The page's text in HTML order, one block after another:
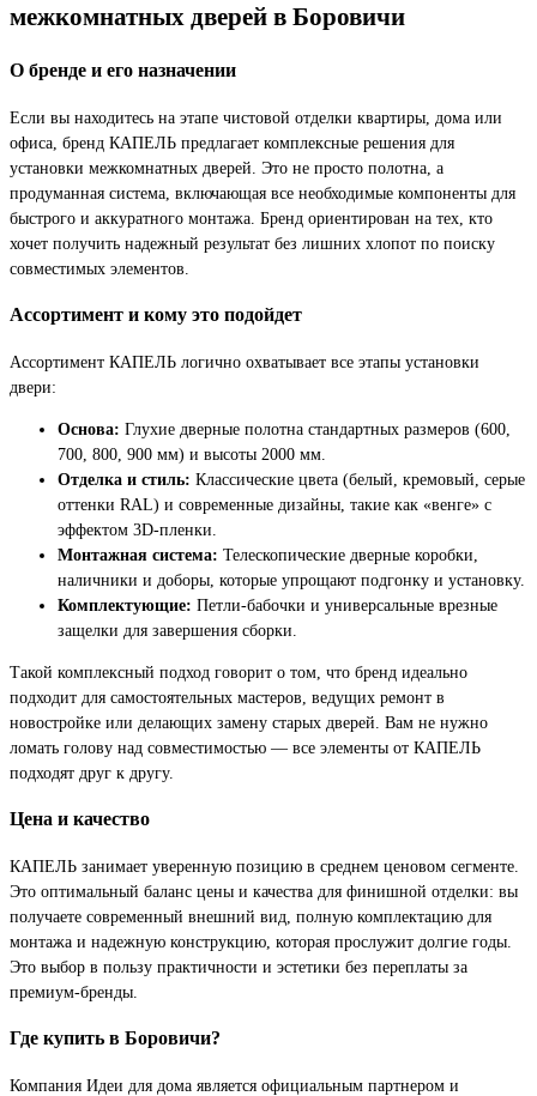
межкомнатных дверей в Боровичи
О бренде и его назначении
Если вы находитесь на этапе чистовой отделки квартиры, дома или
офиса, бренд КАПЕЛЬ предлагает комплексные решения для
установки межкомнатных дверей. Это не просто полотна, а
продуманная система, включающая все необходимые компоненты для
быстрого и аккуратного монтажа. Бренд ориентирован на тех, кто
хочет получить надежный результат без лишних хлопот по поиску
совместимых элементов.
Ассортимент и кому это подойдет
Ассортимент КАПЕЛЬ логично охватывает все этапы установки
двери:
Основа: Глухие дверные полотна стандартных размеров (600,
700, 800, 900 мм) и высоты 2000 мм.
Отделка и стиль: Классические цвета (белый, кремовый, серые
оттенки RAL) и современные дизайны, такие как «венге» с
эффектом 3D-пленки.
Монтажная система: Телескопические дверные коробки,
наличники и доборы, которые упрощают подгонку и установку.
Комплектующие: Петли-бабочки и универсальные врезные
защелки для завершения сборки.
Такой комплексный подход говорит о том, что бренд идеально
подходит для самостоятельных мастеров, ведущих ремонт в
новостройке или делающих замену старых дверей. Вам не нужно
ломать голову над совместимостью — все элементы от КАПЕЛЬ
подходят друг к другу.
Цена и качество
КАПЕЛЬ занимает уверенную позицию в среднем ценовом сегменте.
Это оптимальный баланс цены и качества для финишной отделки: вы
получаете современный внешний вид, полную комплектацию для
монтажа и надежную конструкцию, которая прослужит долгие годы.
Это выбор в пользу практичности и эстетики без переплаты за
премиум-бренды.
Где купить в Боровичи?
Компания Идеи для дома является официальным партнером и